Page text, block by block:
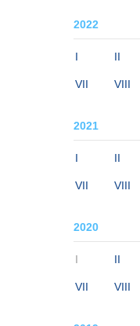
2022
I II
VII VIII
2021
I II
VII VIII
2020
I II
VII VIII